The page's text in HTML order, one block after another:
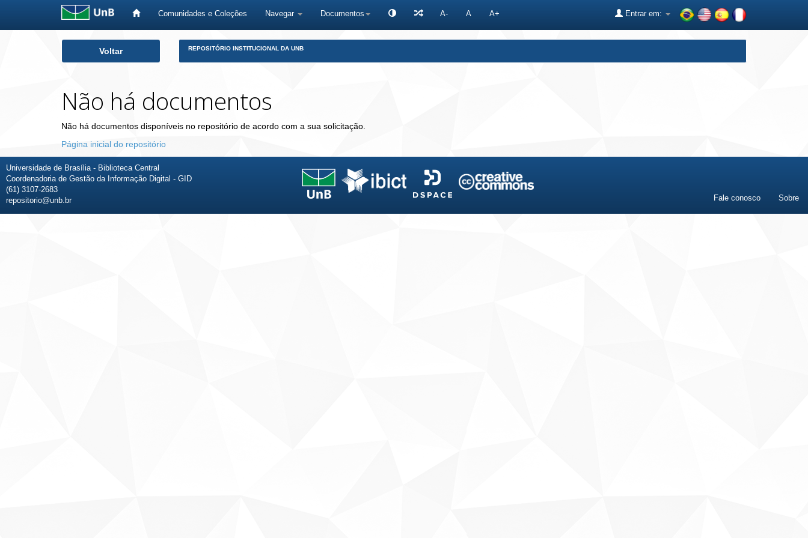
Comunidades e Coleções Navegar Documentos A- A A+ Entrar em:
Voltar REPOSITÓRIO INSTITUCIONAL DA UNB
Não há documentos
Não há documentos disponíveis no repositório de acordo com a sua solicitação.
Página inicial do repositório
Universidade de Brasília - Biblioteca Central
Coordenadoria de Gestão da Informação Digital - GID
(61) 3107-2683
repositorio@unb.br
Fale conosco Sobre